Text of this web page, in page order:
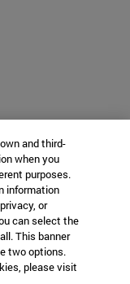
and third-
when you
purposes.
information
or
can select the
This banner
two options.
please visit